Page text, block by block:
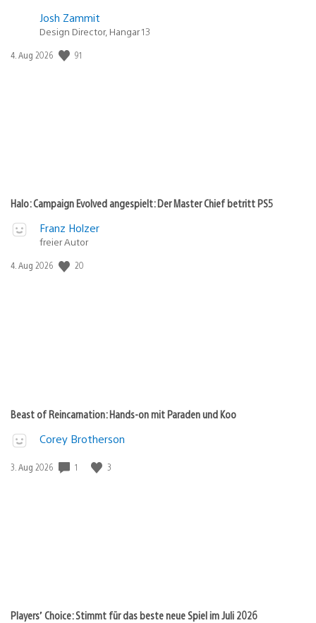
Josh Zammit
Design Director, Hangar 13
Veröffentlichungsdatum:
4. Aug 2026 91
Halo: Campaign Evolved angespielt: Der Master Chief betritt PS5
Franz Holzer
freier Autor
Veröffentlichungsdatum:
4. Aug 2026 20
Beast of Reincarnation: Hands-on mit Paraden und Koo
Corey Brotherson
Veröffentlichungsdatum:
3. Aug 2026 1 3
Players’ Choice: Stimmt für das beste neue Spiel im Juli 2026